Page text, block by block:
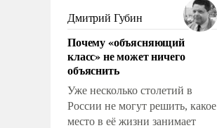
Дмитрий Губин
Почему «объясняющий
класс» не может ничего
объяснить
Уже несколько столетий в
России не могут решить, какое
место в её жизни занимает